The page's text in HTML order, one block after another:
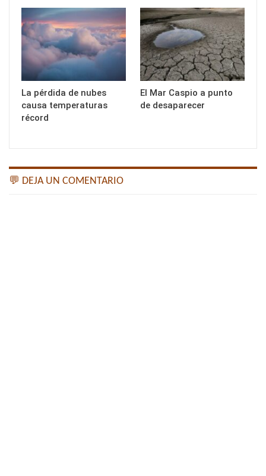
La pérdida de nubes
causa temperaturas
récord
El Mar Caspio a punto
de desaparecer
💬 DEJA UN COMENTARIO